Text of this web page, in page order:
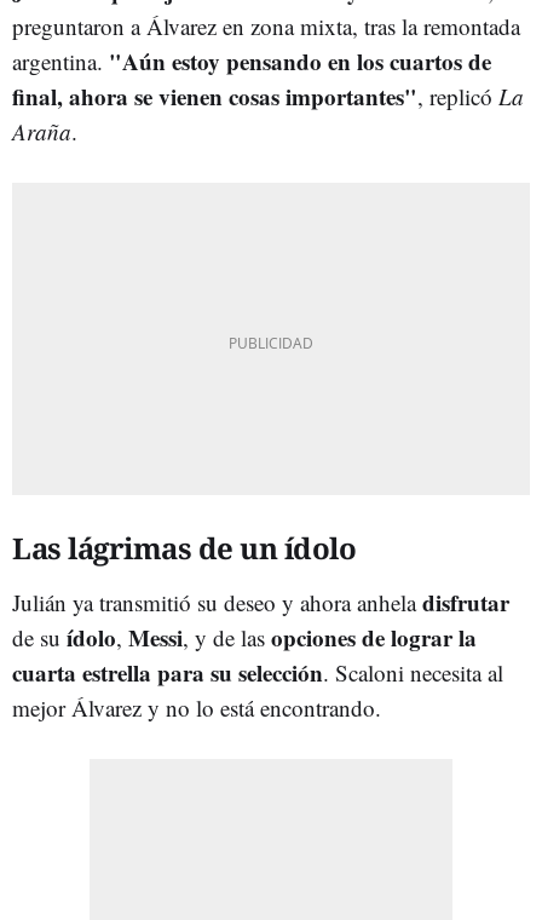
preguntaron a Álvarez en zona mixta, tras la remontada
argentina. "Aún estoy pensando en los cuartos de
final, ahora se vienen cosas importantes", replicó La
Araña.
Las lágrimas de un ídolo
Julián ya transmitió su deseo y ahora anheladisfrutar
de su ídolo, Messi, y de las opciones de lograr la
cuarta estrella para su selección. Scaloni necesita al
mejor Álvarez y no lo está encontrando.